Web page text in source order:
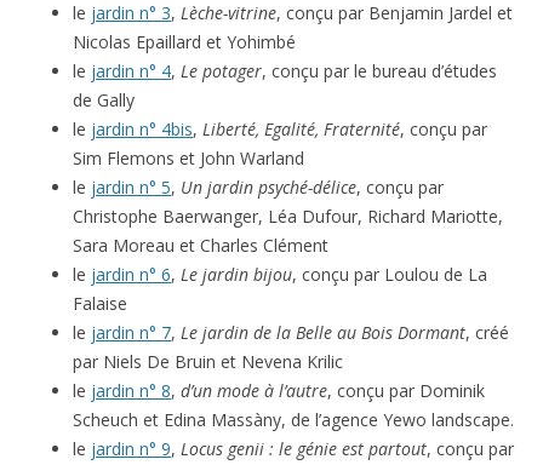
le jardin n° 3, Lèche-vitrine, conçu par Benjamin Jardel et
Nicolas Epaillard et Yohimbé
le jardin n° 4, Le potager, conçu par le bureau d’études
de Gally
le jardin n° 4bis, Liberté, Egalité, Fraternité, conçu par
Sim Flemons et John Warland
le jardin n° 5, Un jardin psyché-délice, conçu par
Christophe Baerwanger, Léa Dufour, Richard Mariotte,
Sara Moreau et Charles Clément
le jardin n° 6, Le jardin bijou, conçu par Loulou de La
Falaise
le jardin n° 7, Le jardin de la Belle au Bois Dormant, créé
par Niels De Bruin et Nevena Krilic
le jardin n° 8, d’un mode à l’autre, conçu par Dominik
Scheuch et Edina Massàny, de l’agence Yewo landscape.
le jardin n° 9, Locus genii : le génie est partout, conçu par